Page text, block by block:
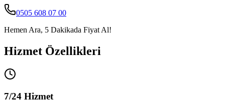
0505 608 07 00
Hemen Ara, 5 Dakikada Fiyat Al!
Hizmet Özellikleri
7/24 Hizmet